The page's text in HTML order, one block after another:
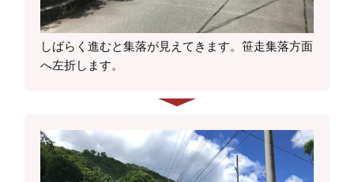
しばらく進むと集落が見えてきます。笹走集落方面
へ左折します。